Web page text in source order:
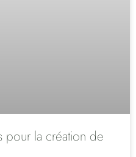
pour la création de